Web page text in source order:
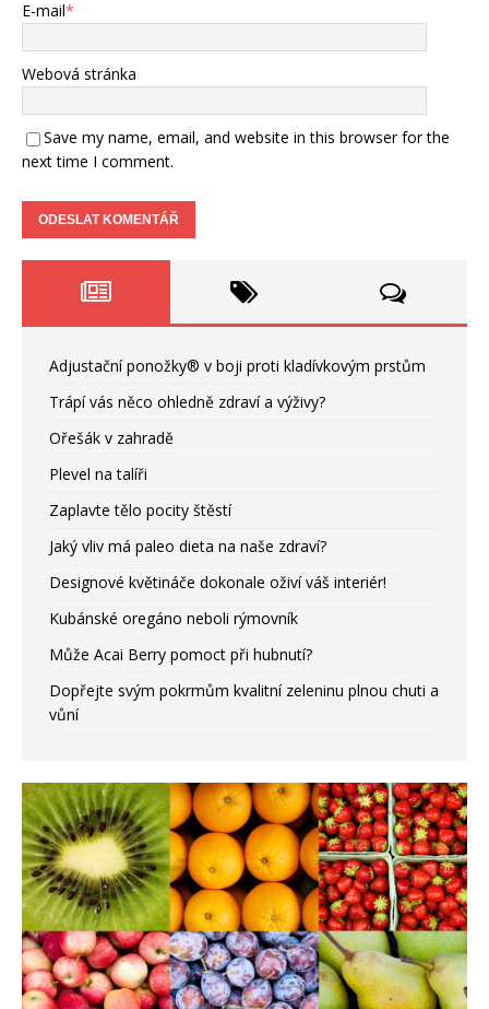
E-mail*
Webová stránka
Save my name, email, and website in this browser for the
next time I comment.
Adjustační ponožky® v boji proti kladívkovým prstům
Trápí vás něco ohledně zdraví a výživy?
Ořešák v zahradě
Plevel na talíři
Zaplavte tělo pocity štěstí
Jaký vliv má paleo dieta na naše zdraví?
Designové květináče dokonale oživí váš interiér!
Kubánské oregáno neboli rýmovník
Může Acai Berry pomoct při hubnutí?
Dopřejte svým pokrmům kvalitní zeleninu plnou chuti a
vůní